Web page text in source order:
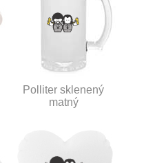
Polliter sklenený
matný